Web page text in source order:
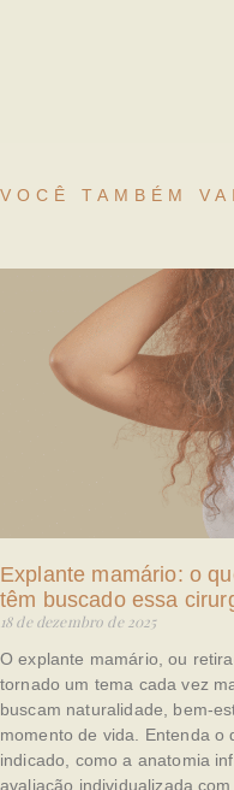
VOCÊ TAMBÉM
Explante mamário: o
têm buscado essa
18 de dezembro de 2025
O explante mamário, ou
tornado um tema cada vez
buscam naturalidade, bem-
momento de vida. Entenda o
indicado, como a anatomia
avaliação individualizada